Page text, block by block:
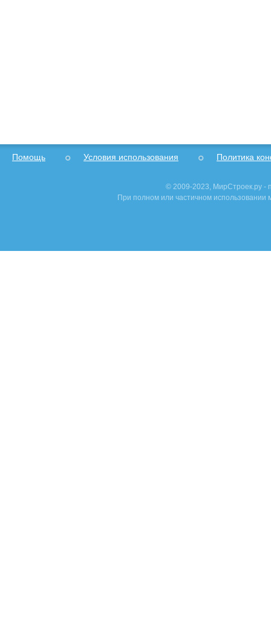
Помощь Условия использования Политика
© 2009-2023, МирСтроек.ру -
При полном или частичном использовании